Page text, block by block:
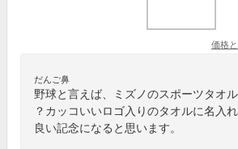
価格
だんご鼻
野球と言えば、ミズノのスポーツタオ
？カッコいいロゴ入りのタオルに名入
良い記念になると思います。